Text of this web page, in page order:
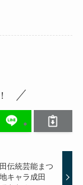
伝統芸能まつ
キャラ成田